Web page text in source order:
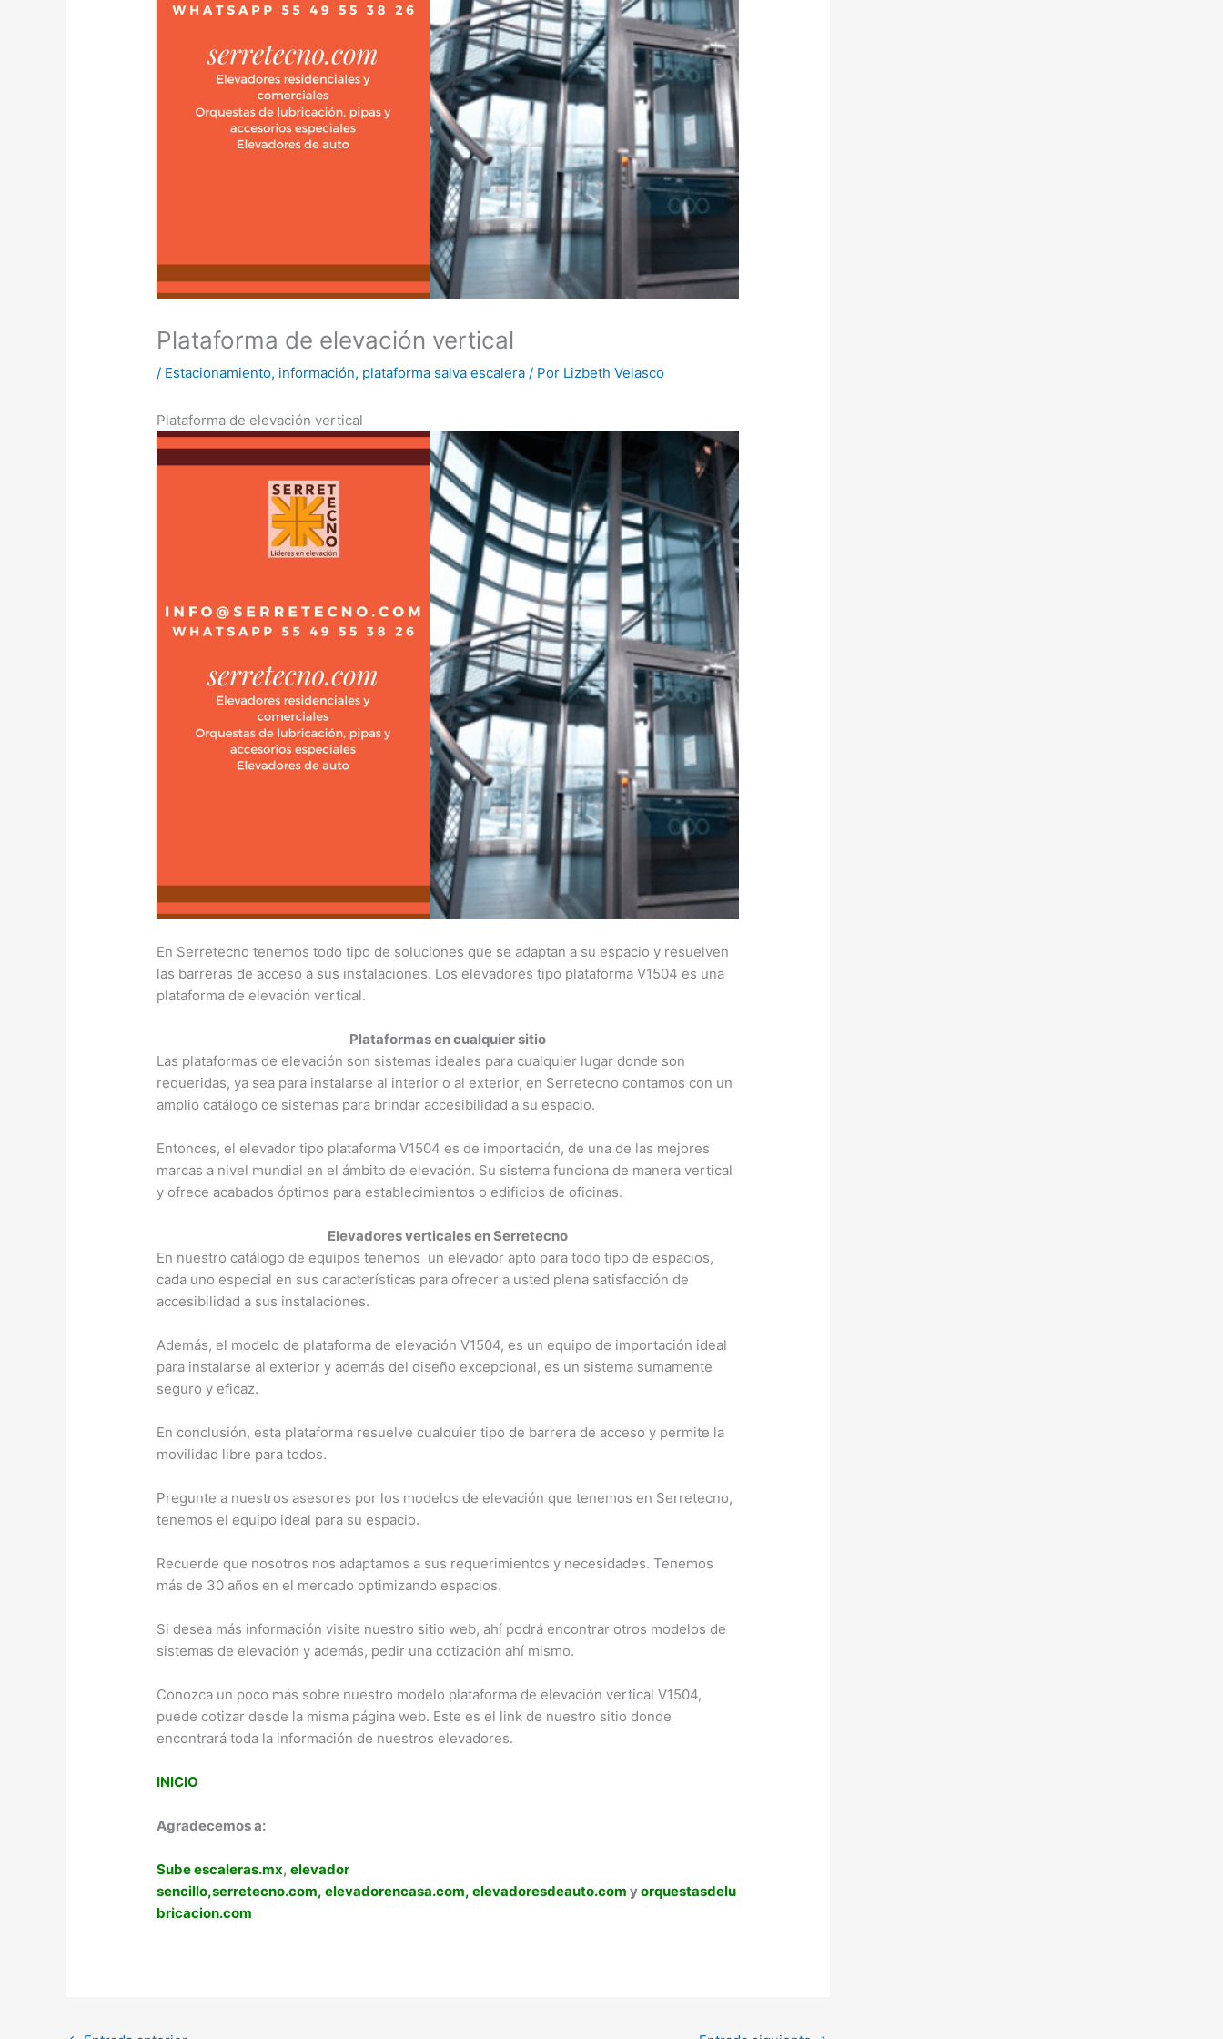
Plataforma de elevación vertical
/ Estacionamiento, información, plataforma salva escalera / Por Lizbeth Velasco
Plataforma de elevación vertical
En Serretecno tenemos todo tipo de soluciones que se adaptan a su espacio y resuelven
las barreras de acceso a sus instalaciones. Los elevadores tipo plataforma V1504 es una
plataforma de elevación vertical.
Plataformas en cualquier sitio
Las plataformas de elevación son sistemas ideales para cualquier lugar donde son
requeridas, ya sea para instalarse al interior o al exterior, en Serretecno contamos con un
amplio catálogo de sistemas para brindar accesibilidad a su espacio.
Entonces, el elevador tipo plataforma V1504 es de importación, de una de las mejores
marcas a nivel mundial en el ámbito de elevación. Su sistema funciona de manera vertical
y ofrece acabados óptimos para establecimientos o edificios de oficinas.
Elevadores verticales en Serretecno
En nuestro catálogo de equipos tenemos un elevador apto para todo tipo de espacios,
cada uno especial en sus características para ofrecer a usted plena satisfacción de
accesibilidad a sus instalaciones.
Además, el modelo de plataforma de elevación V1504, es un equipo de importación ideal
para instalarse al exterior y además del diseño excepcional, es un sistema sumamente
seguro y eficaz.
En conclusión, esta plataforma resuelve cualquier tipo de barrera de acceso y permite la
movilidad libre para todos.
Pregunte a nuestros asesores por los modelos de elevación que tenemos en Serretecno,
tenemos el equipo ideal para su espacio.
Recuerde que nosotros nos adaptamos a sus requerimientos y necesidades. Tenemos
más de 30 años en el mercado optimizando espacios.
Si desea más información visite nuestro sitio web, ahí podrá encontrar otros modelos de
sistemas de elevación y además, pedir una cotización ahí mismo.
Conozca un poco más sobre nuestro modelo plataforma de elevación vertical V1504,
puede cotizar desde la misma página web. Este es el link de nuestro sitio donde
encontrará toda la información de nuestros elevadores.
INICIO
Agradecemos a:
Sube escaleras.mx,elevador
sencillo,serretecno.com, elevadorencasa.com, elevadoresdeauto.com yorquestasdelu
bricacion.com